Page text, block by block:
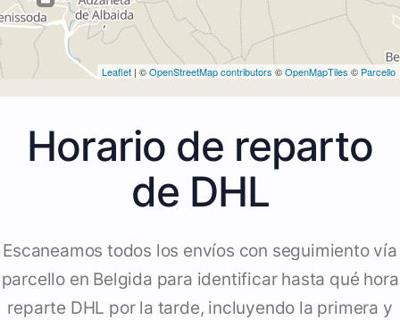
Leaflet | ©OpenStreetMap contributors ©OpenMapTiles © Parcello
Horario de reparto
de DHL
Escaneamos todos los envíos con seguimiento vía
parcello en Belgida para identificar hasta qué hora
reparte DHL por la tarde, incluyendo la primera y